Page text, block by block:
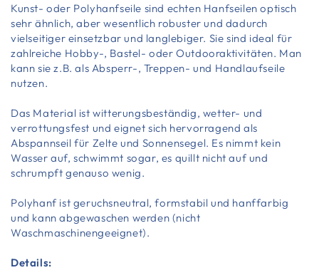
Kunst- oder Polyhanfseile sind echten Hanfseilen optisch
sehr ähnlich, aber wesentlich robuster und dadurch
vielseitiger einsetzbar und langlebiger. Sie sind ideal für
zahlreiche Hobby-, Bastel- oder Outdooraktivitäten. Man
kann sie z.B. als Absperr-, Treppen- und Handlaufseile
nutzen.
Das Material ist witterungsbeständig, wetter- und
verrottungsfest und eignet sich hervorragend als
Abspannseil für Zelte und Sonnensegel. Es nimmt kein
Wasser auf, schwimmt sogar, es quillt nicht auf und
schrumpft genauso wenig.
Polyhanf ist geruchsneutral, formstabil und hanffarbig
und kann abgewaschen werden (nicht
Waschmaschinengeeignet).
Details: